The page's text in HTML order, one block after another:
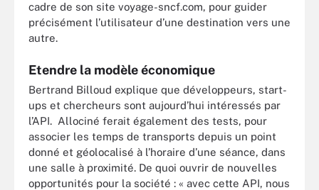
cadre de son site voyage-sncf.com, pour guider
précisément l’utilisateur d’une destination vers une
autre.
Etendre la modèle économique
Bertrand Billoud explique que développeurs, start-
ups et chercheurs sont aujourd’hui intéressés par
l’API. Allociné ferait également des tests, pour
associer les temps de transports depuis un point
donné et géolocalisé à l’horaire d’une séance, dans
une salle à proximité. De quoi ouvrir de nouvelles
opportunités pour la société : « avec cette API, nous